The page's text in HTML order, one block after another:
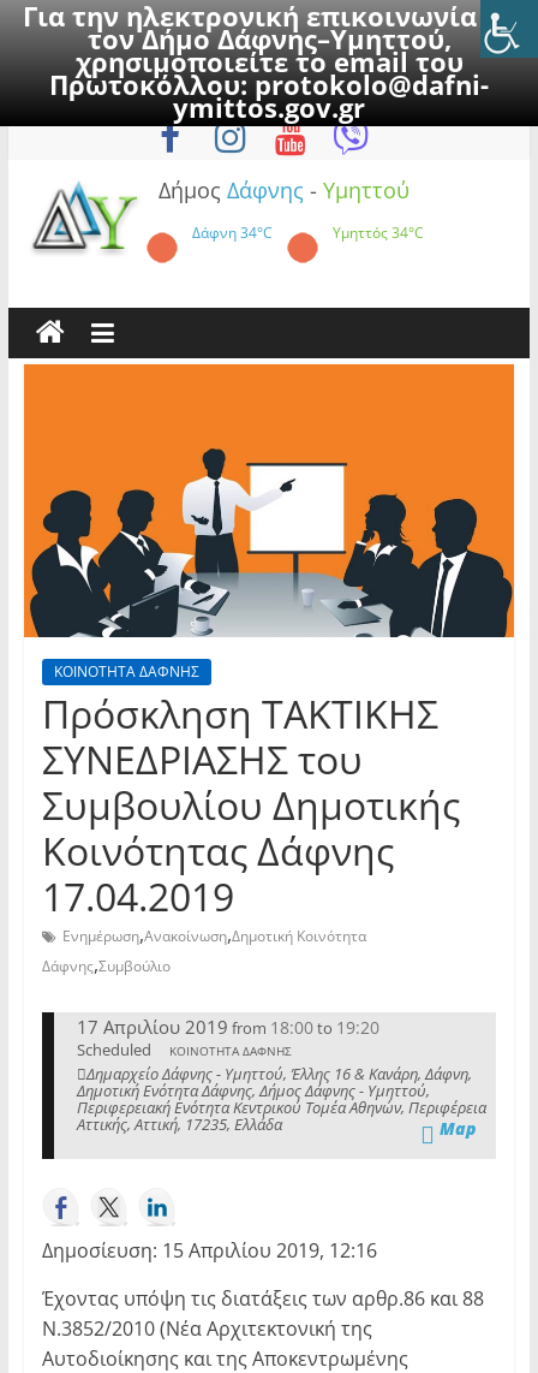
Για την ηλεκτρονική επικοινωνία με
τον Δήμο Δάφνης–Υμηττού,
χρησιμοποιείτε το email του
Πρωτοκόλλου:protokolo@dafni-
ymittos.gov.gr
to
Παρασκευή, 7 Αυγούστου 2026
Δήμος Δάφνης - Υμηττού
Δάφνη34°C Υμηττός34°C
ΚΟΙΝΟΤΗΤΑ ΔΑΦΝΗΣ
Πρόσκληση TAKTIKHΣ
ΣΥΝΕΔΡΙΑΣΗΣ του
Συμβουλίου Δημοτικής
Κοινότητας Δάφνης
17.04.2019
Ενημέρωση,Ανακοίνωση,Δημοτική Κοινότητα
Δάφνης,Συμβούλιο
17 Απριλίου 2019 from 18:00to 19:20
Scheduled ΚΟΙΝΟΤΗΤΑ ΔΑΦΝΗΣ
Δημαρχείο Δάφνης - Υμηττού, Έλλης 16 & Κανάρη, Δάφνη,
Δημοτική Ενότητα Δάφνης, Δήμος Δάφνης - Υμηττού,
Περιφερειακή Ενότητα Κεντρικού Τομέα Αθηνών, Περιφέρεια
Αττικής, Αττική, 17235, Ελλάδα Map
Δημοσίευση: 15 Απριλίου 2019, 12:16
Έχοντας υπόψη τις διατάξεις των αρθρ.86 και 88
Ν.3852/2010 (Νέα Αρχιτεκτονική της
Αυτοδιοίκησης και της Αποκεντρωμένης